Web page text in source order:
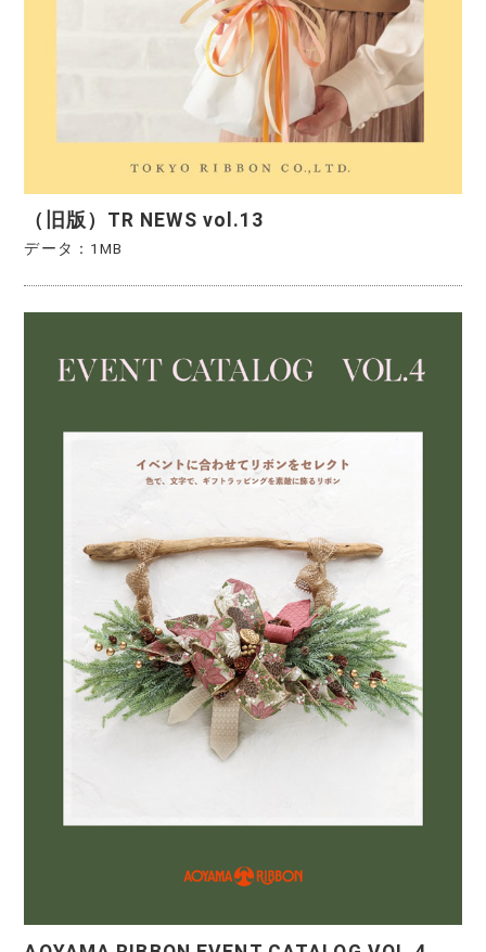
（旧版）TR NEWS vol.13
データ：1MB